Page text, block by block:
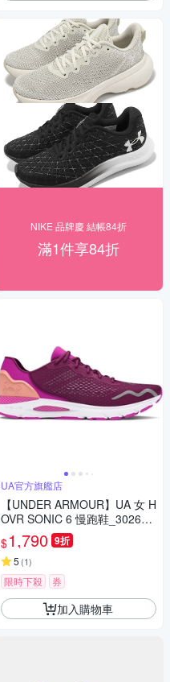
NIKE 品牌慶 結帳84折
滿1件享84折
UA官方旗艦店
【UNDER ARMOUR】UA 女 H
OVR SONIC 6 慢跑鞋_302612
8-500
$1,790 9折
5 (1)
限時下殺 券
加入購物車